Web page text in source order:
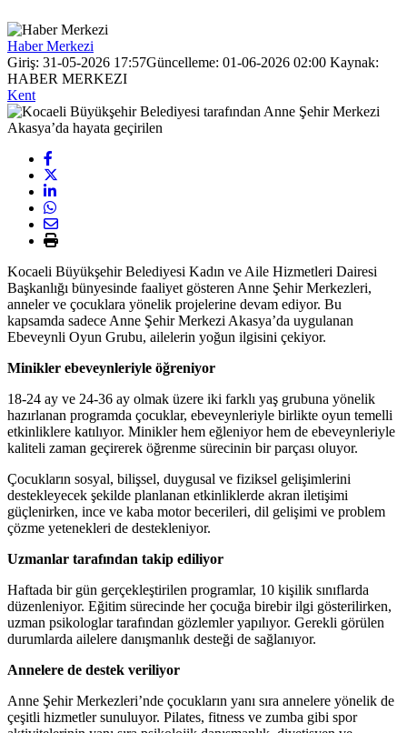
Haber Merkezi
Giriş: 31-05-2026 17:57Güncelleme: 01-06-2026 02:00 Kaynak:
HABER MERKEZI
Kent
Kocaeli Büyükşehir Belediyesi Kadın ve Aile Hizmetleri Dairesi
Başkanlığı bünyesinde faaliyet gösteren Anne Şehir Merkezleri,
anneler ve çocuklara yönelik projelerine devam ediyor. Bu
kapsamda sadece Anne Şehir Merkezi Akasya’da uygulanan
Ebeveynli Oyun Grubu, ailelerin yoğun ilgisini çekiyor.
Minikler ebeveynleriyle öğreniyor
18-24 ay ve 24-36 ay olmak üzere iki farklı yaş grubuna yönelik
hazırlanan programda çocuklar, ebeveynleriyle birlikte oyun temelli
etkinliklere katılıyor. Minikler hem eğleniyor hem de ebeveynleriyle
kaliteli zaman geçirerek öğrenme sürecinin bir parçası oluyor.
Çocukların sosyal, bilişsel, duygusal ve fiziksel gelişimlerini
destekleyecek şekilde planlanan etkinliklerde akran iletişimi
güçlenirken, ince ve kaba motor becerileri, dil gelişimi ve problem
çözme yetenekleri de destekleniyor.
Uzmanlar tarafından takip ediliyor
Haftada bir gün gerçekleştirilen programlar, 10 kişilik sınıflarda
düzenleniyor. Eğitim sürecinde her çocuğa birebir ilgi gösterilirken,
uzman psikologlar tarafından gözlemler yapılıyor. Gerekli görülen
durumlarda ailelere danışmanlık desteği de sağlanıyor.
Annelere de destek veriliyor
Anne Şehir Merkezleri’nde çocukların yanı sıra annelere yönelik de
çeşitli hizmetler sunuluyor. Pilates, fitness ve zumba gibi spor